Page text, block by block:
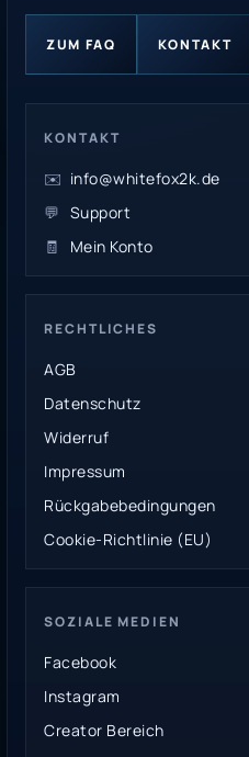
ZUM FAQ KONTAKT
KONTAKT
✉️ info@whitefox2k.de
💬 Support
🧾
Mein Konto
RECHTLICHES
AGB
Datenschutz
Widerruf
Impressum
Rückgabebedingungen
Cookie-Richtlinie (EU)
SOZIALE MEDIEN
Facebook
Instagram
Creator Bereich